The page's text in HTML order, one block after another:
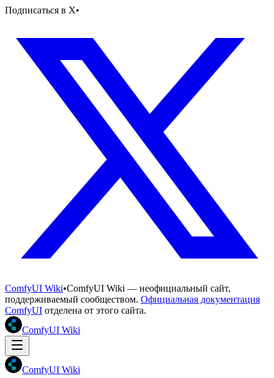
Подписаться в X•
ComfyUI Wiki•ComfyUI Wiki — неофициальный сайт,
поддерживаемый сообществом. Официальная документация
ComfyUI отделена от этого сайта.
ComfyUI Wiki
ComfyUI Wiki